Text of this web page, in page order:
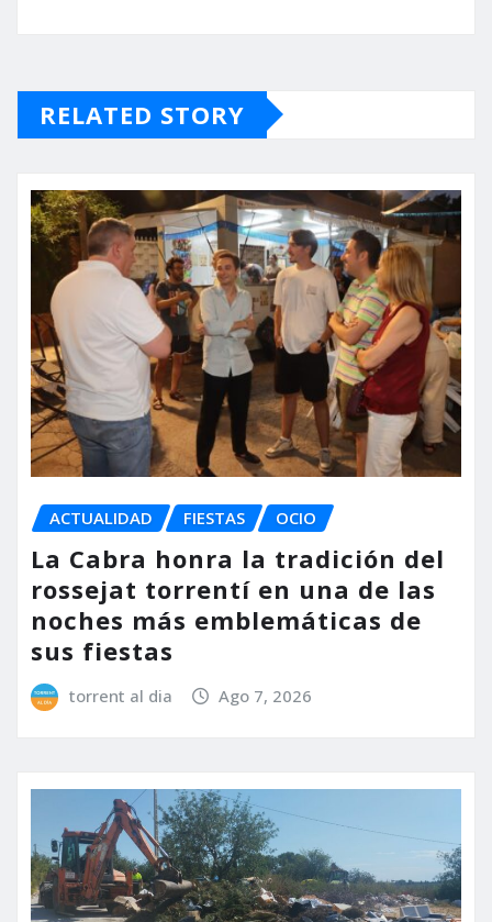
RELATED STORY
ACTUALIDAD FIESTAS OCIO
La Cabra honra la tradición del
rossejat torrentí en una de las
noches más emblemáticas de
sus fiestas
torrent al dia Ago 7, 2026